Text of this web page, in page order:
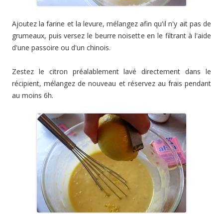
Ajoutez la farine et la levure, mélangez afin qu'il n'y ait pas de
grumeaux, puis versez le beurre noisette en le filtrant à l'aide
d'une passoire ou d'un chinois.
Zestez le citron préalablement lavé directement dans le
récipient, mélangez de nouveau et réservez au frais pendant
au moins 6h.